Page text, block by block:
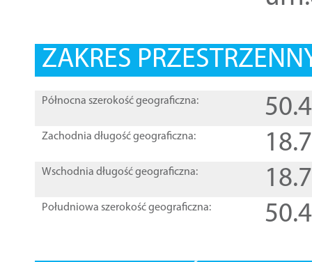
ZAKRES
Północna szerokość geograficzna:
Zachodnia długość geograficzna:
Wschodnia długość geograficzna:
Południowa szerokość geograficzna: